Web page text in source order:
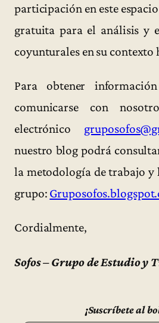
participación en este
gratuita para el análisis y
coyunturales en su contexto
Para obtener
comunicarse con
electrónico
nuestro blog podrá
la metodología de trabajo y
grupo:
Cordialmente,
Sofos – Grupo de Estudio y
¡Suscríbete al